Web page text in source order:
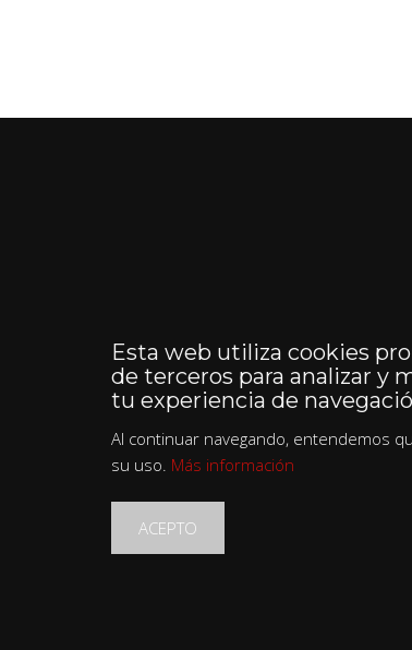
Esta web utiliza cookies
de terceros para analizar y
tu experiencia de
Al continuar navegando, entendemos
su uso. Más información
ACEPTO